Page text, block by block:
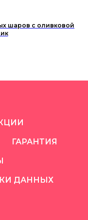
шаров с оливковой
ГАРАНТИЯ
ДАННЫХ